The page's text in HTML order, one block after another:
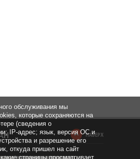
НАВЕРХ
обслуживания мы
которые сохраняются на
(сведения о
IP-адрес; язык, версия ОС и
и разрешение его
откуда пришел на сайт
страницы просматривает